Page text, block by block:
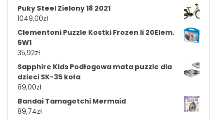
Puky Steel Zielony 18 2021
1049,00zł
Clementoni Puzzle Kostki Frozen Ii 20Elem.
6W1
35,92zł
Sapphire Kids Podłogowa mata puzzle dla
dzieci SK-35 koła
89,00zł
Bandai Tamagotchi Mermaid
89,74zł